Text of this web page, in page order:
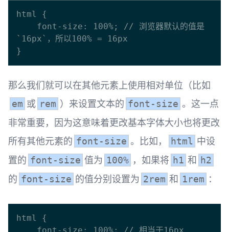
html {
`16px`，所以100% = 16px
那么我们就可以在其他元素上使用相对单位（比如
em 或 rem ）来设置文本的 font-size 。这一点
非常重要，因为这意味着更改基本字体大小也将更改
所有其他元素的 font-size 。比如， html 中设
置的 font-size 值为 100% ，如果将 h1 和 h2
的 font-size 的值分别设置为 2rem 和 1rem ：
html {